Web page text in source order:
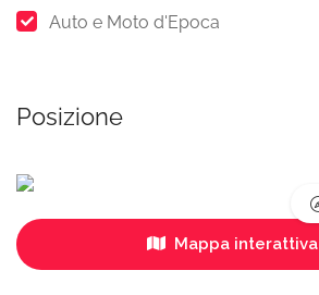
Auto e Moto d'Epoca
Posizione
Mappa interattiva